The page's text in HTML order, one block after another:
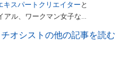
キスパートクリエイター と
ル、ワークマン女子など
週刊プレイボーイ」、宝島
オシストの他の記事を読む